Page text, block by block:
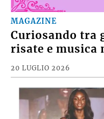
MAGAZINE
Curiosando tra
risate e musica
20 LUGLIO 2026